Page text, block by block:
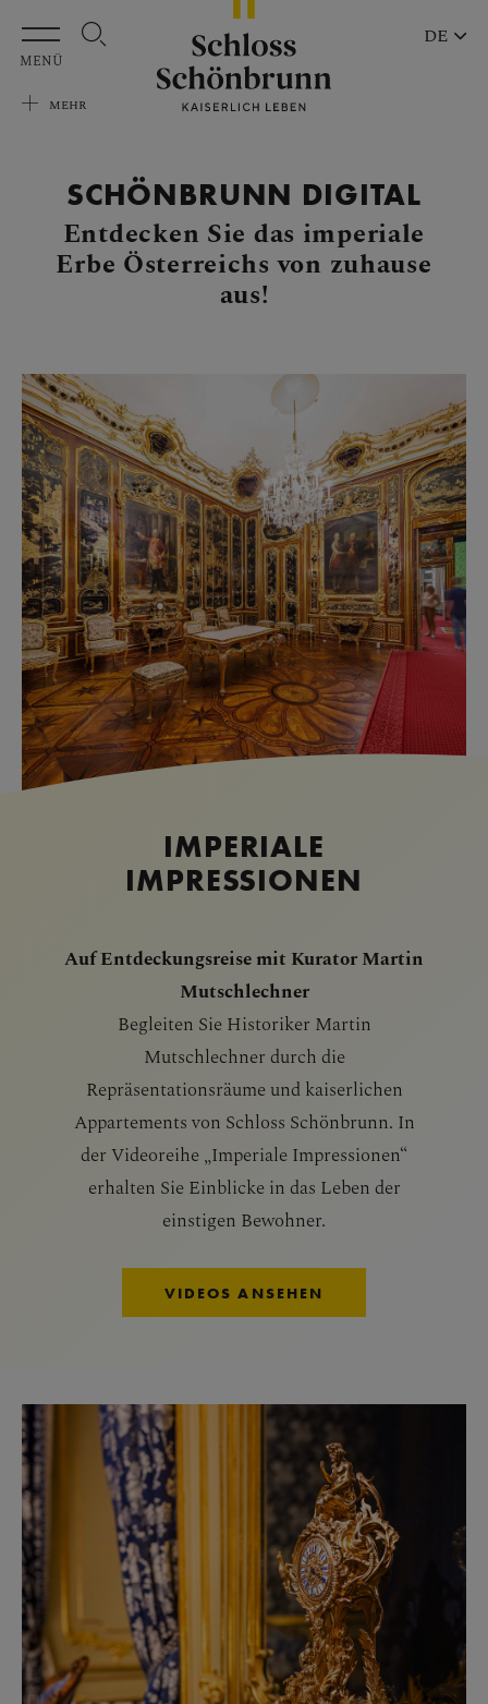
Zum Hauptinhalt springen
MENÜ
MEHR
DE
SCHÖNBRUNN DIGITAL
Entdecken Sie das imperiale
Erbe Österreichs von zuhause
aus!
IMPERIALE
IMPRESSIONEN
Auf Entdeckungsreise mit Kurator Martin
Mutschlechner
Begleiten Sie Historiker Martin
Mutschlechner durch die
Repräsentationsräume und kaiserlichen
Appartements von Schloss Schönbrunn. In
der Videoreihe „Imperiale Impressionen“
erhalten Sie Einblicke in das Leben der
einstigen Bewohner.
VIDEOS ANSEHEN